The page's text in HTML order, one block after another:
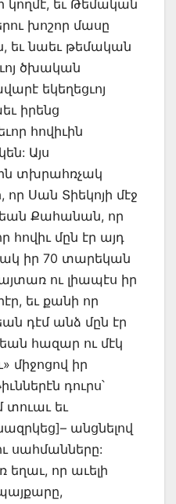
եւ Թեմական
խոշոր մասը
եւ նաեւ թեմական
ծխական
եկեղեցւոյ
իրենց
հովիւին
Այս
տխրահռչակ
Սան Տիեկոյի մէջ
Քահանան, որ
հովիւ մըն էր այդ
իր 70 տարեկան
ու լիապէս իր
եւ քանի որ
դէմ անձ մըն էր
հազար ու մէկ
միջոցով իր
դուրս՝
տուաւ եւ
անցնելով
սահմանները:
որ աւելի